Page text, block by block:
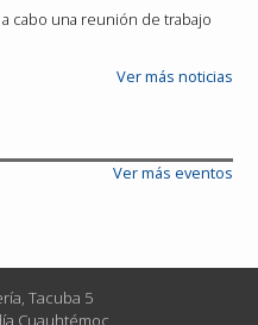
cabo una reunión de trabajo
Ver más noticias
Ver más eventos
Tacuba 5
Cuauhtémoc